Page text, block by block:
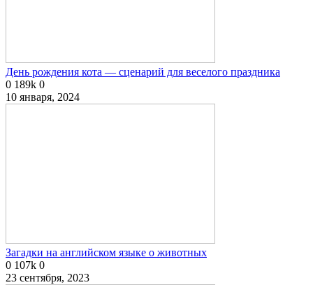
День рождения кота — сценарий для веселого праздника
0 189k 0
10 января, 2024
Загадки на английском языке о животных
0 107k 0
23 сентября, 2023